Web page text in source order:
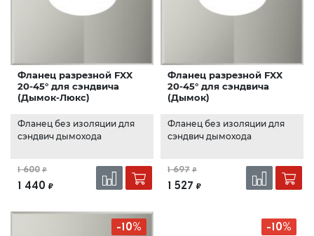
Фланец разрезной FXX
20-45° для сэндвича
(Дымок-Люкс)
Фланец без изоляции для
сэндвич дымохода
1 600 ₽
1 440 ₽
Фланец разрезной FXX
20-45° для сэндвича
(Дымок)
Фланец без изоляции для
сэндвич дымохода
1 697 ₽
1 527 ₽
-10% -10%